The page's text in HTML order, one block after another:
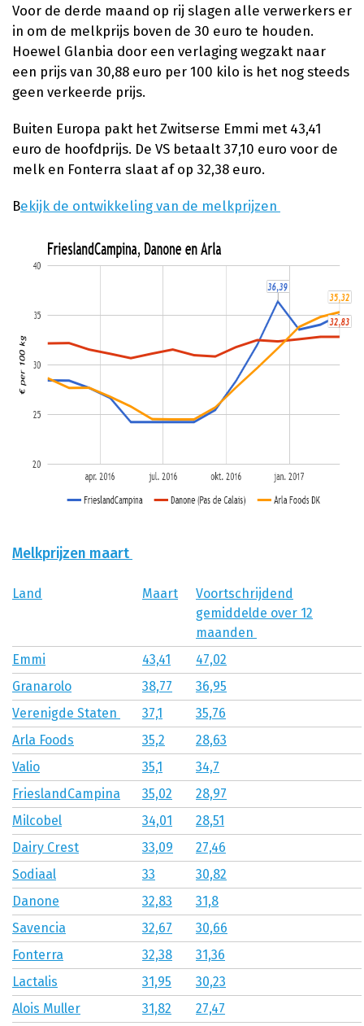
Voor de derde maand op rij slagen alle verwerkers er
in om de melkprijs boven de 30 euro te houden.
Hoewel Glanbia door een verlaging wegzakt naar
een prijs van 30,88 euro per 100 kilo is het nog steeds
geen verkeerde prijs.
Buiten Europa pakt het Zwitserse Emmi met 43,41
euro de hoofdprijs. De VS betaalt 37,10 euro voor de
melk en Fonterra slaat af op 32,38 euro.
Bekijk de ontwikkeling van de melkprijzen
Melkprijzen maart
Land Maart
Voortschrijdend
gemiddelde over 12
maanden
Emmi
43,41
47,02
Granarolo
38,77
36,95
Verenigde Staten
37,1
35,76
Arla Foods
35,2
28,63
Valio
35,1
34,7
FrieslandCampina
35,02
28,97
Milcobel
34,01
28,51
Dairy Crest
33,09
27,46
Sodiaal
33
30,82
Danone
32,83
31,8
Savencia
32,67
30,66
Fonterra
32,38
31,36
Lactalis
31,95
30,23
Alois Muller
31,82
27,47